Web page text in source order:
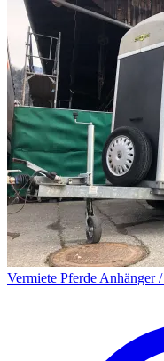
Vermiete Pferde Anhänger